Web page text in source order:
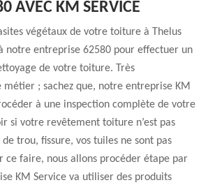
AVEC KM SERVICE
végétaux de votre toiture à Thelus
notre entreprise 62580 pour effectuer un
de votre toiture. Très
métier ; sachez que, notre entreprise KM
à une inspection complète de votre
si votre revêtement toiture n’est pas
trou, fissure, vos tuiles ne sont pas
ce faire, nous allons procéder étape par
KM Service va utiliser des produits